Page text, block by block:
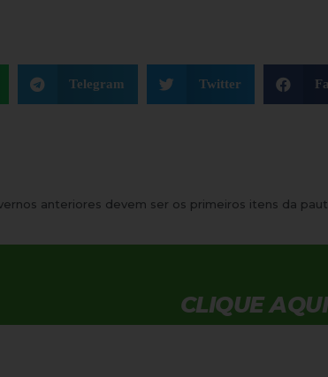
Telegram Twitter
CLIQUE